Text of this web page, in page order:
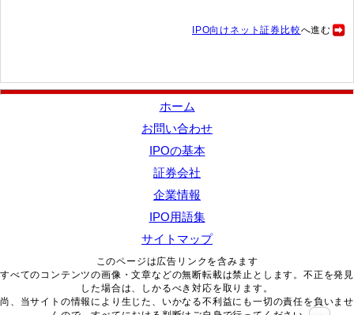
IPO向けネット証券比較へ進む
ホーム
お問い合わせ
IPOの基本
証券会社
企業情報
IPO用語集
サイトマップ
このページは広告リンクを含みます
すべてのコンテンツの画像・文章などの無断転載は禁止とします。不正を発見
した場合は、しかるべき対応を取ります。
尚、当サイトの情報により生じた、いかなる不利益にも一切の責任を負いませ